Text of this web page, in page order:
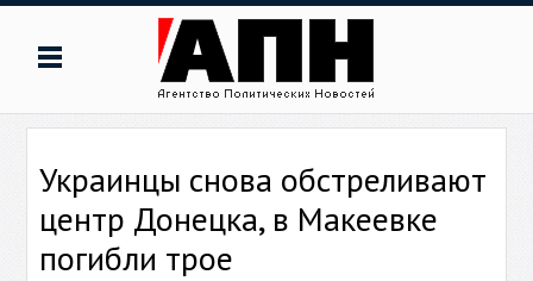
Украинцы снова обстреливают
центр Донецка, в Макеевке
погибли трое